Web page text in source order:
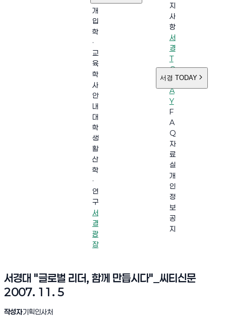
개
입
학
·
교
육
학
사
안
내
대
학
생
활
산
학
·
연
구
서
경
광
장
지
사
항
서
경
T
O
D
A
Y
F
A
Q
자
료
실
개
인
정
보
공
지
서경 TODAY
서경대 "글로벌 리더, 함께 만듭시다"_씨티신문
2007. 11. 5
작성자기획인사처